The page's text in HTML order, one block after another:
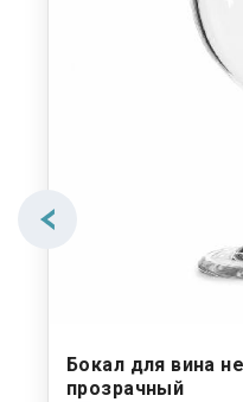
Бокал для вина
прозрачный